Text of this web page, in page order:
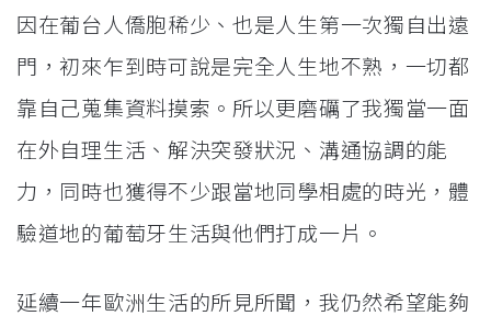
因在葡台人僑胞稀少、也是人生第一次獨自出遠
門，初來乍到時可說是完全人生地不熟，一切都
靠自己蒐集資料摸索。所以更磨礪了我獨當一面
在外自理生活、解決突發狀況、溝通協調的能
力，同時也獲得不少跟當地同學相處的時光，體
驗道地的葡萄牙生活與他們打成一片。
延續一年歐洲生活的所見所聞，我仍然希望能夠